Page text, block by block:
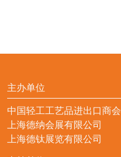
主办单位
中国轻工工艺品进出口商会
上海德纳会展有限公司
上海德钛展览有限公司